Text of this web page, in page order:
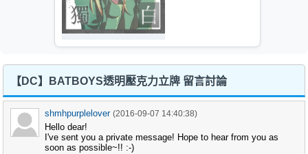
【DC】BATBOYS透明壓克力立牌 留言討論
shmhpurplelover (2016-09-07 14:40:38)
Hello dear!
I've sent you a private message! Hope to hear from you as
soon as possible~!! :-)